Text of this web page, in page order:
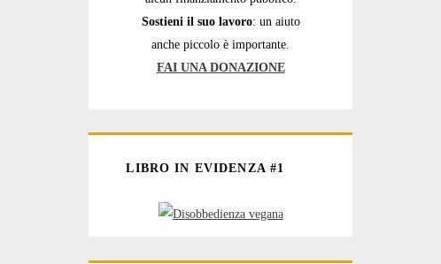
Sostieni il suo lavoro: un aiuto
anche piccolo è importante.
FAI UNA DONAZIONE
LIBRO IN EVIDENZA #1